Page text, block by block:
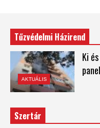
Tűzvédelmi Házirend
AKTUÁLIS
Ki
Szertár